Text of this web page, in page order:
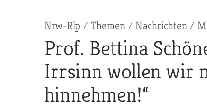
Pfadnavigation
Nrw-Rlp Themen Nachrichten
Prof. Bettina
Irrsinn wollen wir
hinnehmen!“